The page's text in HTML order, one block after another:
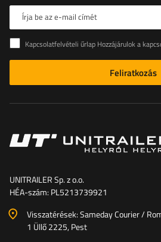
Írja be az e-mail címét
Kapcsolatfelvételi űrlap Hozzájárulok a kapcsolatfelvételi űrlapon szereplő személyes adataimnak az Európai
Feliratkozás
UNITRAILER Sp. z o.o.
HÉA-szám: PL5213739921
Visszatérések: Sameday Courier /
1 Üllő 2225, Pest